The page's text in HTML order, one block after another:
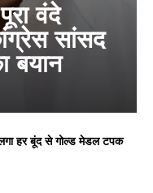
वंदे
सांसद
बयान
हर बूंद से गोल्ड मेडल टपक